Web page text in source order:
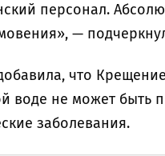
персонал.
—
что
воде не может быть
заболевания.